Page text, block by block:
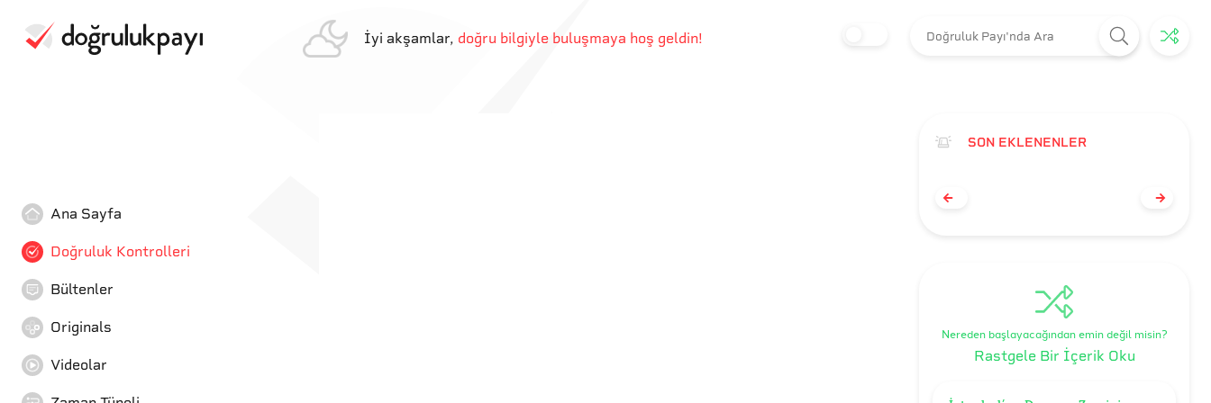
İyi akşamlar, doğru bilgiyle buluşmaya hoş geldin!
Ana Sayfa
Doğruluk Kontrolleri
Bültenler
Originals
Videolar
SON EKLENENLER
Nereden başlayacağından emin değil misin?
Rastgele Bir İçerik Oku